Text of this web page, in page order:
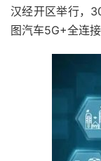
汉经开区举行，
图汽车5G+全连